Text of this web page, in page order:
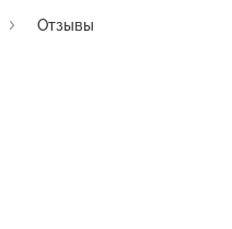
Отзывы